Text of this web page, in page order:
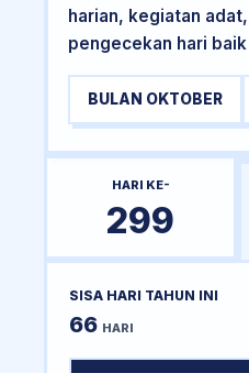
harian, kegiatan
pengecekan hari
BULAN OKTOBER
HARI KE-
299
SISA HARI TAHUN INI
66 HARI